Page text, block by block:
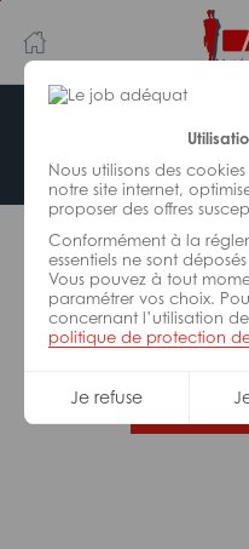
Nous utilisons des
notre site internet,
proposer des offres
Conformément à la
essentiels ne sont
Vous pouvez à tout
paramétrer vos choix.
concernant l’utilisation
politique de protection
Je refuse
au
contenu
principal
navigation
Offre
L’offre d’emploi que
plus
De nombreuses
correspondre,
Trouvez